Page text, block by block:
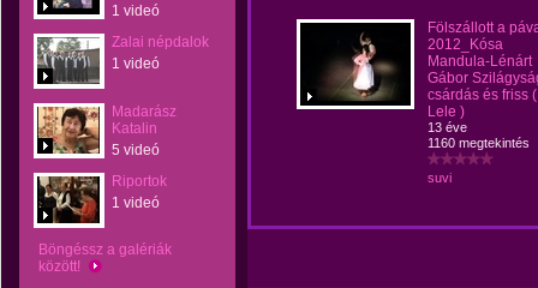
1 videó
Zalai népdalok
1 videó
Madarász
Katalin
5 videó
Riportok
1 videó
Böngéssz a galériák
között!
Fölszállott a
2012_Kósa
Mandula-Lénárt
Gábor
csárdás és friss (
Lele )
13 éve
1160 megtekintés
suvi